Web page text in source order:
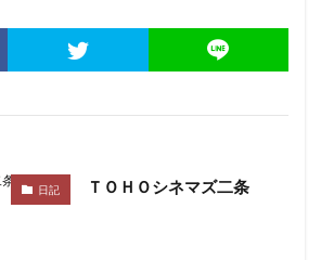
日記 ＴＯＨＯシネマズ二条